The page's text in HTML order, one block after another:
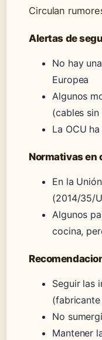
Circulan
Alertas de
No hay
Europea
Algunos
(cables
La OCU
Normativas en
En la
(2014/35/
Algunos
cocina,
Seguir las
No
Mantener